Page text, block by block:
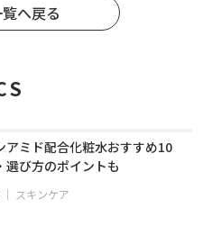
へ戻る
アミド配合化粧水おすすめ10
選び方のポイントも
｜ スキンケア